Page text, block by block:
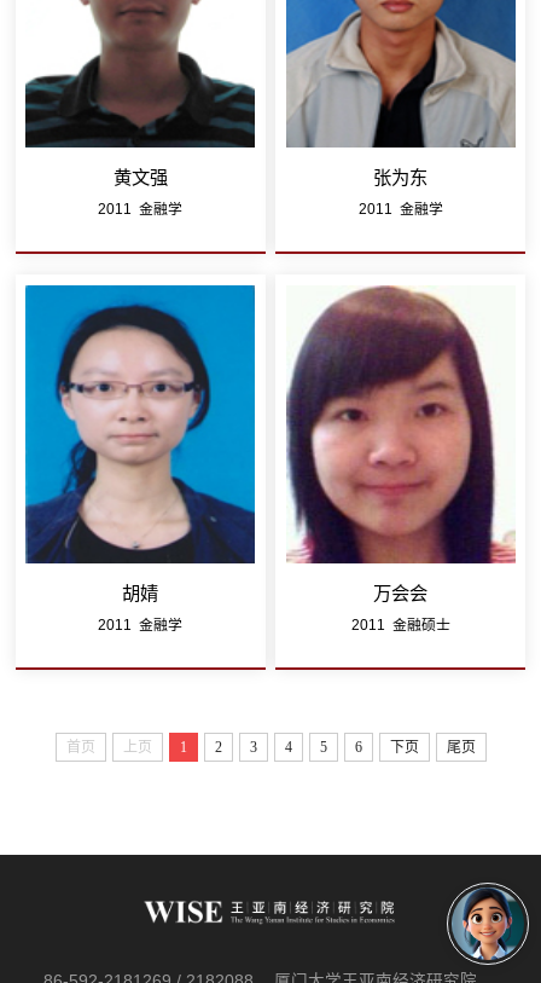
黄文强
2011 金融学
张为东
2011 金融学
胡婧
2011 金融学
万会会
2011 金融硕士
首页 上页 1 2 3 4 5 6 下页 尾页